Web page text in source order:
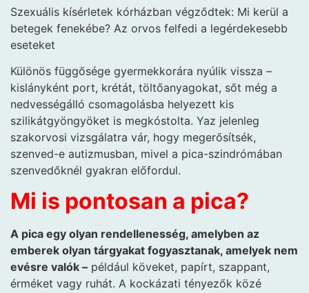
Szexuális kísérletek kórházban végződtek: Mi kerül a
betegek fenekébe? Az orvos felfedi a legérdekesebb
eseteket
Különös függősége gyermekkorára nyúlik vissza –
kislányként port, krétát, töltőanyagokat, sőt még a
nedvességálló csomagolásba helyezett kis
szilikátgyöngyöket is megkóstolta. Yaz jelenleg
szakorvosi vizsgálatra vár, hogy megerősítsék,
szenved-e autizmusban, mivel a pica-szindrómában
szenvedőknél gyakran előfordul.
Mi is pontosan a pica?
A pica egy olyan rendellenesség, amelyben az
emberek olyan tárgyakat fogyasztanak, amelyek nem
evésre valók – például köveket, papírt, szappant,
érméket vagy ruhát. A kockázati tényezők közé